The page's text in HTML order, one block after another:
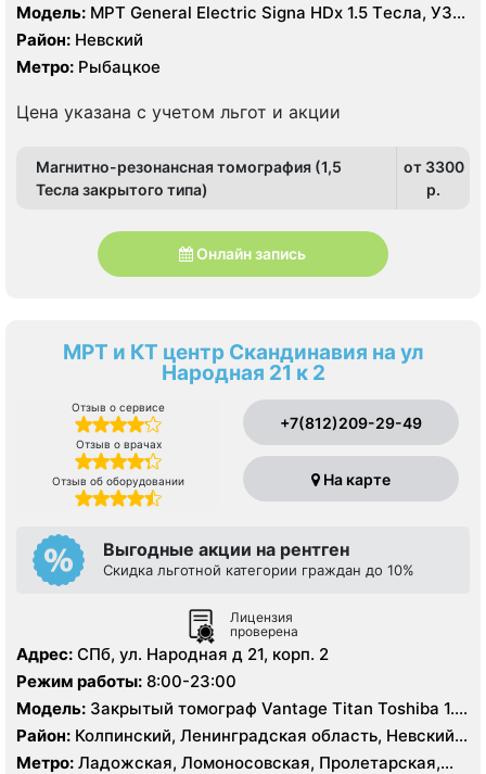
Модель: МРТ General Electric Signa HDх 1.5 Tесла, УЗИ,
Рентген
Район: Невский
Метро: Рыбацкое
Цена указана с учетом льгот и акции
Магнитно-резонансная томография (1,5
Тесла закрытого типа)
от 3300
p.
Онлайн запись
МРТ и КТ центр Скандинавия на ул
Народная 21 к 2
Отзыв о сервисе
Отзыв о врачах
Отзыв об оборудовании
+7(812)209-29-49
На карте
Выгодные акции на рентген
Скидка льготной категории граждан до 10%
Лицензия
проверена
Адрес: СПб, ул. Народная д 21, корп. 2
Режим работы: 8:00-23:00
Модель: Закрытый томограф Vantage Titan Toshiba 1.5
Тесла, КТ Toshiba Aquilion Prime 160 срезов
Район: Колпинский, Ленинградская область, Невский,
Фрунзенский
Метро: Ладожская, Ломоносовская, Пролетарская,